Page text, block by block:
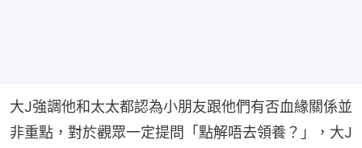
大J強調他和太太都認為小朋友跟他們有否血緣關係並
非重點，對於觀眾一定提問「點解唔去領養？」，大J